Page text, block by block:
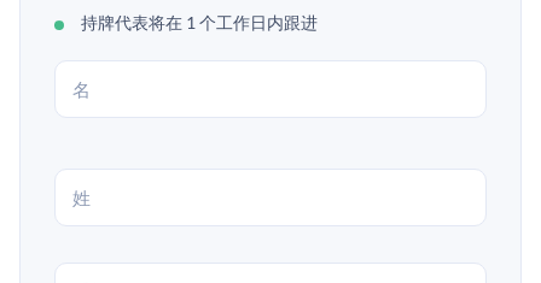
持牌代表将在 1 个工作日内跟进